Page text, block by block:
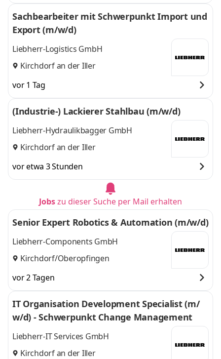
Sachbearbeiter mit Schwerpunkt Import und
Export (m/w/d)
Liebherr-Logistics GmbH
Kirchdorf an der Iller
vor 1 Tag
(Industrie-) Lackierer Stahlbau (m/w/d)
Liebherr-Hydraulikbagger GmbH
Kirchdorf an der Iller
vor etwa 3 Stunden
Jobszu dieser Suche per Mail erhalten
Senior Expert Robotics & Automation (m/w/d)
Liebherr-Components GmbH
Kirchdorf/Oberopfingen
vor 2 Tagen
IT Organisation Development Specialist (m/
w/d) - Schwerpunkt Change Management
Liebherr-IT Services GmbH
Kirchdorf an der Iller